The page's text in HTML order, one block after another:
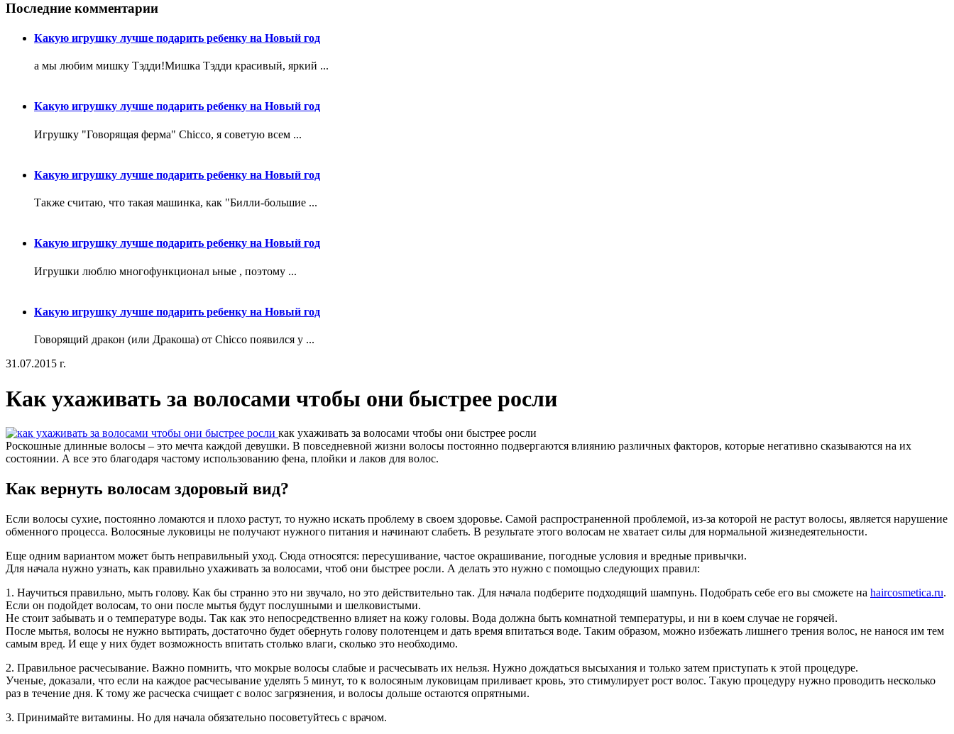
Последние комментарии
Какую игрушку лучше подарить ребенку на Новый год
а мы любим мишку Тэдди!Мишка Тэдди красивый, яркий ...
Какую игрушку лучше подарить ребенку на Новый год
Игрушку "Говорящая ферма" Chicco, я советую всем ...
Какую игрушку лучше подарить ребенку на Новый год
Также считаю, что такая машинка, как "Билли-большие ...
Какую игрушку лучше подарить ребенку на Новый год
Игрушки люблю многофункционал ьные , поэтому ...
Какую игрушку лучше подарить ребенку на Новый год
Говорящий дракон (или Дракоша) от Chicco появился у ...
31.07.2015 г.
Как ухаживать за волосами чтобы они быстрее росли
как ухаживать за волосами чтобы они быстрее росли
Роскошные длинные волосы – это мечта каждой девушки. В повседневной жизни волосы постоянно подвергаются влиянию различных факторов, которые негативно сказываются на их
состоянии. А все это благодаря частому использованию фена, плойки и лаков для волос.
Как вернуть волосам здоровый вид?
Если волосы сухие, постоянно ломаются и плохо растут, то нужно искать проблему в своем здоровье. Самой распространенной проблемой, из-за которой не растут волосы, является нарушение
обменного процесса. Волосяные луковицы не получают нужного питания и начинают слабеть. В результате этого волосам не хватает силы для нормальной жизнедеятельности.
Еще одним вариантом может быть неправильный уход. Сюда относятся: пересушивание, частое окрашивание, погодные условия и вредные привычки.
Для начала нужно узнать, как правильно ухаживать за волосами, чтоб они быстрее росли. А делать это нужно с помощью следующих правил:
1. Научиться правильно, мыть голову. Как бы странно это ни звучало, но это действительно так. Для начала подберите подходящий шампунь. Подобрать себе его вы сможете на haircosmetica.ru.
Если он подойдет волосам, то они после мытья будут послушными и шелковистыми.
Не стоит забывать и о температуре воды. Так как это непосредственно влияет на кожу головы. Вода должна быть комнатной температуры, и ни в коем случае не горячей.
После мытья, волосы не нужно вытирать, достаточно будет обернуть голову полотенцем и дать время впитаться воде. Таким образом, можно избежать лишнего трения волос, не нанося им тем
самым вред. И еще у них будет возможность впитать столько влаги, сколько это необходимо.
2. Правильное расчесывание. Важно помнить, что мокрые волосы слабые и расчесывать их нельзя. Нужно дождаться высыхания и только затем приступать к этой процедуре.
Ученые, доказали, что если на каждое расчесывание уделять 5 минут, то к волосяным луковицам приливает кровь, это стимулирует рост волос. Такую процедуру нужно проводить несколько
раз в течение дня. К тому же расческа счищает с волос загрязнения, и волосы дольше остаются опрятными.
3. Принимайте витамины. Но для начала обязательно посоветуйтесь с врачом.